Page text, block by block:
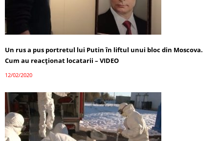
Un rus a pus portretul lui Putin în liftul unui bloc din Moscova.
Cum au reacţionat locatarii – VIDEO
12/02/2020